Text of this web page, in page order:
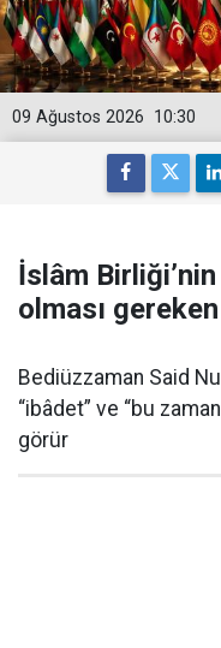
10:30
09 Ağustos 2026
İslâm
olması
Bediüzzaman Said
“ibâdet” ve “bu
görür